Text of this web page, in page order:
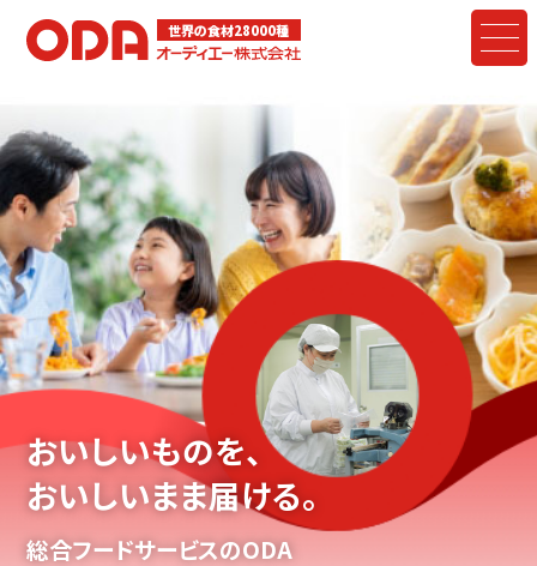
世界の食材28000種
おいしいものを、
おいしいまま届ける。
総合フードサービスのODA